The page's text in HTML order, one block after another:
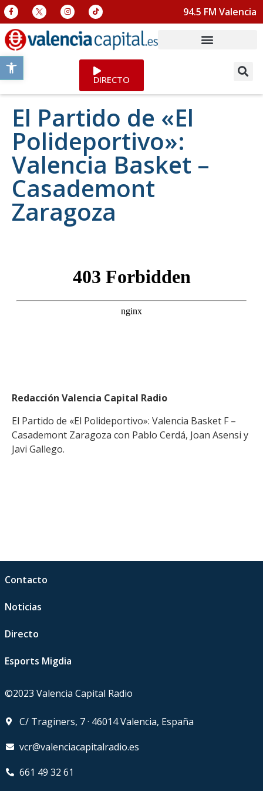
Abrir barra de herramientas
94.5 FM Valencia
DIRECTO
El Partido de «El
Polideportivo»:
Valencia Basket –
Casademont
Zaragoza
Redacción Valencia Capital Radio
El Partido de «El Polideportivo»: Valencia Basket F –
Casademont Zaragoza con Pablo Cerdá, Joan Asensi y
Javi Gallego.
Contacto
Noticias
Directo
Esports Migdia
©2023 Valencia Capital Radio
C/ Traginers, 7 · 46014 Valencia, España
vcr@valenciacapitalradio.es
661 49 32 61